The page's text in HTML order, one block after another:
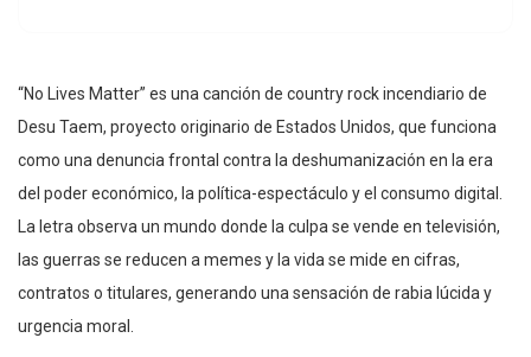
“No Lives Matter” es una canción de country rock incendiario de
Desu Taem, proyecto originario de Estados Unidos, que funciona
como una denuncia frontal contra la deshumanización en la era
del poder económico, la política-espectáculo y el consumo digital.
La letra observa un mundo donde la culpa se vende en televisión,
las guerras se reducen a memes y la vida se mide en cifras,
contratos o titulares, generando una sensación de rabia lúcida y
urgencia moral.